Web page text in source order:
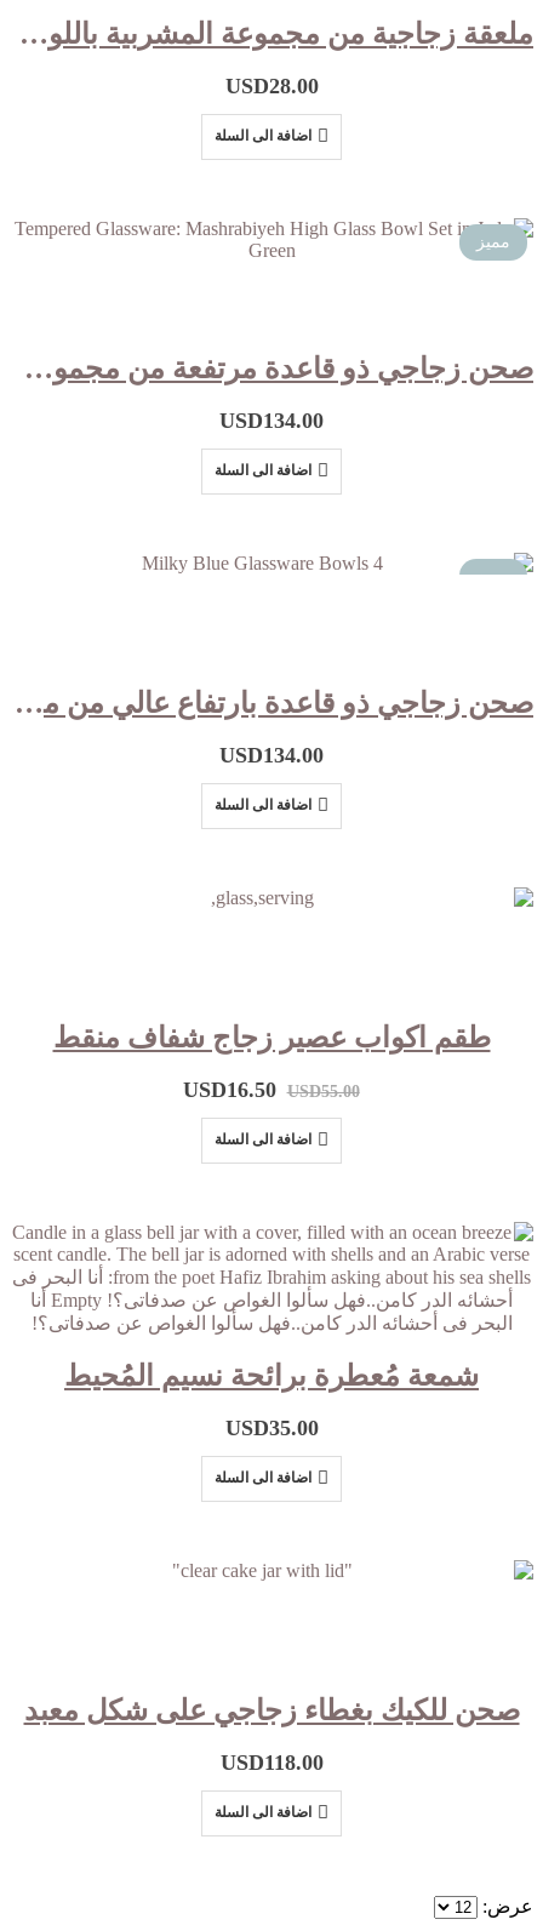
ملعقة زجاجية من مجموعة المشربية باللون الازرق الحليبي Set of 4
USD28.00
اضافة الى السلة
مميز
صحن زجاجي ذو قاعدة مرتفعة من مجموعة المشربية باللون الاخضر الفاتح Set of 4
USD134.00
اضافة الى السلة
مميز
صحن زجاجي ذو قاعدة بارتفاع عالي من مجموعة المشربية باللون الازرق الحليبي Set of 4
USD134.00
اضافة الى السلة
طقم اكواب عصير زجاج شفاف منقط
USD55.00
USD16.50
اضافة الى السلة
شمعة مُعطرة برائحة نسيم المُحيط
USD35.00
اضافة الى السلة
صحن للكيك بغطاء زجاجي على شكل معبد
USD118.00
اضافة الى السلة
عرض: